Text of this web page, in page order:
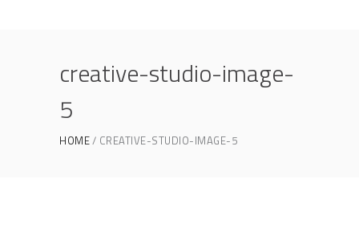
creative-studio-image-
5
HOME CREATIVE-STUDIO-IMAGE-5